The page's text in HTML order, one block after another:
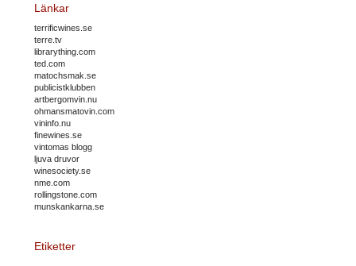
Länkar
terrificwines.se
terre.tv
librarything.com
ted.com
matochsmak.se
publicistklubben
artbergomvin.nu
ohmansmatovin.com
vininfo.nu
finewines.se
vintomas blogg
ljuva druvor
winesociety.se
nme.com
rollingstone.com
munskankarna.se
Etiketter